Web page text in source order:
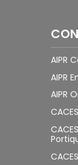
AIPR
AIPR
AIPR